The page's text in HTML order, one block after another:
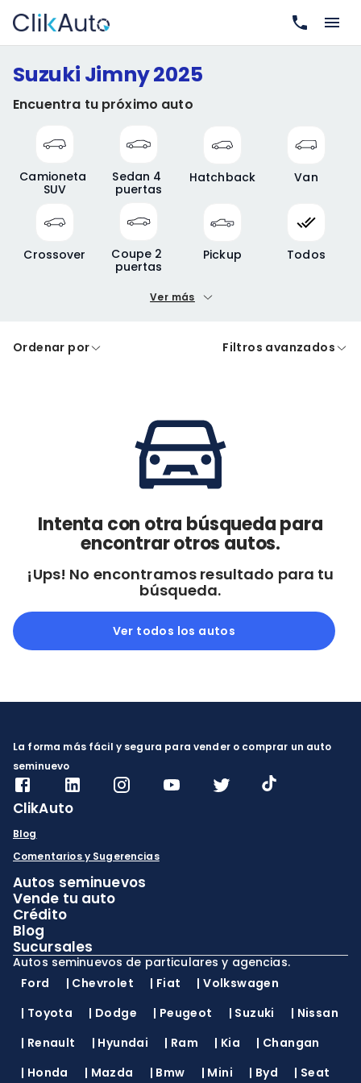
Suzuki Jimny 2025
Encuentra tu próximo auto
Camioneta
SUV
Sedan 4
puertas
Hatchback Van
Crossover
Coupe 2
puertas
Pickup Todos
Precio máximo
A crédito De contado
Negociar precio
Ver más
Ordenar por Filtros avanzados
Intenta con otra búsqueda para
encontrar otros autos.
¡Ups! No encontramos resultado para tu
búsqueda.
Ver todos los autos
La forma más fácil y segura para vender o comprar un auto
seminuevo
ClikAuto
Blog
Comentarios y Sugerencias
Autos seminuevos
Vende tu auto
Crédito
Blog
Sucursales
Autos seminuevos de particulares y agencias.
Ford
| Chevrolet | Fiat |Volkswagen
| Toyota | Dodge | Peugeot | Suzuki | Nissan
| Renault | Hyundai | Ram | Kia | Changan
| Honda | Mazda | Bmw | Mini | Byd | Seat